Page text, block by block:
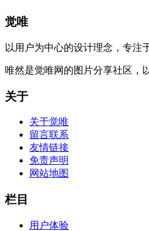
觉唯
以用户为中心的设计理念，专注
唯然是觉唯网的图片分享社区，
关于
关于觉唯
留言联系
友情链接
免责声明
网站地图
栏目
用户体验